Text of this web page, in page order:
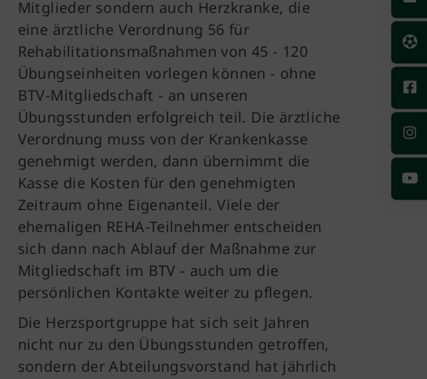
Mitglieder sondern auch Herzkranke, die
eine ärztliche Verordnung 56 für
Rehabilitationsmaßnahmen von 45 - 120
Übungseinheiten vorlegen können - ohne
BTV-Mitgliedschaft - an unseren
Übungsstunden erfolgreich teil. Die ärztliche
Verordnung muss von der Krankenkasse
genehmigt werden, dann übernimmt die
Kasse die Kosten für den genehmigten
Zeitraum ohne Eigenanteil. Viele der
ehemaligen REHA-Teilnehmer entscheiden
sich dann nach Ablauf der Maßnahme zur
Mitgliedschaft im BTV - auch um die
persönlichen Kontakte weiter zu pflegen.
Die Herzsportgruppe hat sich seit Jahren
nicht nur zu den Übungsstunden getroffen,
sondern der Abteilungsvorstand hat jährlich